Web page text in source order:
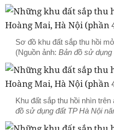
Sơ đồ khu đất sắp thu hồi
(Nguồn ảnh: Bản đồ sử dụng
Khu đất sắp thu hồi nhìn
đồ sử dụng đất TP Hà Nội